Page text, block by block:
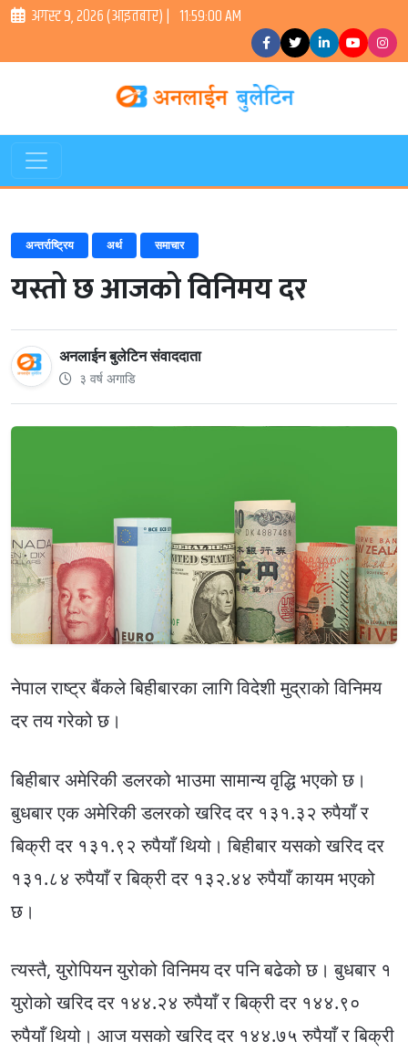
अगस्ट ९, २०२६ (आइतबार) | 11:59:01 AM
अन्तर्राष्ट्रिय अर्थ समाचार
यस्तो छ आजको विनिमय दर
अनलाईन बुलेटिन संवाददाता
३ वर्ष अगाडि
नेपाल राष्ट्र बैंकले बिहीबारका लागि विदेशी मुद्राको विनिमय
दर तय गरेको छ।
बिहीबार अमेरिकी डलरको भाउमा सामान्य वृद्धि भएको छ।
बुधबार एक अमेरिकी डलरको खरिद दर १३१.३२ रुपैयाँ र
बिक्री दर १३१.९२ रुपैयाँ थियो। बिहीबार यसको खरिद दर
१३१.८४ रुपैयाँ र बिक्री दर १३२.४४ रुपैयाँ कायम भएको
छ।
त्यस्तै, युरोपियन युरोको विनिमय दर पनि बढेको छ। बुधबार १
युरोको खरिद दर १४४.२४ रुपैयाँ र बिक्री दर १४४.९०
रुपैयाँ थियो। आज यसको खरिद दर १४४.७५ रुपैयाँ र बिक्री